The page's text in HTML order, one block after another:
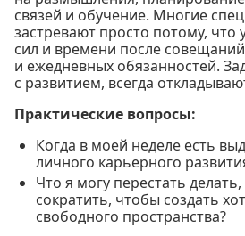
связей и обучение. Многие
застревают просто потому, что
сил и времени после
и ежедневных обязанностей.
с развитием, всегда
Практические вопросы:
Когда в моей неделе есть
личного карьерного
Что я могу перестать
сократить, чтобы создать
свободного пространства?